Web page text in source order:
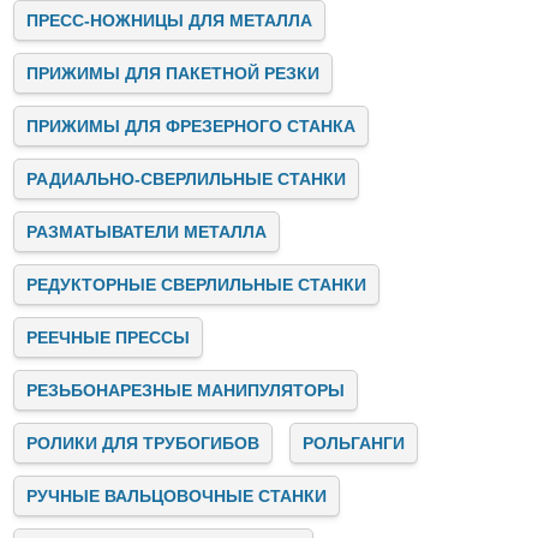
обслуживание оборудования и электричество.
Заключение
Stalex — это лидер на рынке промышленных станков,
предлагающий инновационные, надёжные и
высокопроизводительные решения для бизнеса. Мы
помогаем предприятиям автоматизировать и улучшать
производственные процессы, предоставляя качественное
оборудование, консультации и поддержку на всех этапах
сотрудничества.
Если вы ищете надёжного партнёра для модернизации
своего производства, свяжитесь с нами. Stalex готов
предложить вам лучшие решения для успешного развития
вашего бизнеса!
ПРЕСС-НОЖНИЦЫ ДЛЯ МЕТАЛЛА
ПРИЖИМЫ ДЛЯ ПАКЕТНОЙ РЕЗКИ
ПРИЖИМЫ ДЛЯ ФРЕЗЕРНОГО СТАНКА
РАДИАЛЬНО-СВЕРЛИЛЬНЫЕ СТАНКИ
РАЗМАТЫВАТЕЛИ МЕТАЛЛА
РЕДУКТОРНЫЕ СВЕРЛИЛЬНЫЕ СТАНКИ
РЕЕЧНЫЕ ПРЕССЫ
РЕЗЬБОНАРЕЗНЫЕ МАНИПУЛЯТОРЫ
РОЛИКИ ДЛЯ ТРУБОГИБОВ РОЛЬГАНГИ
РУЧНЫЕ ВАЛЬЦОВОЧНЫЕ СТАНКИ